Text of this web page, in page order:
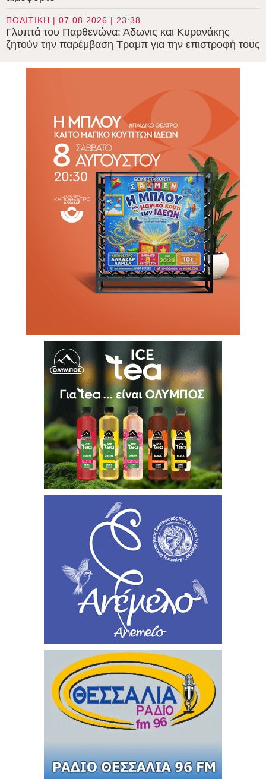
ΠΟΛΙΤΙΚΗ | 07.08.2026 | 23:38
Γλυπτά του Παρθενώνα: Άδωνις και Κυρανάκης
ζητούν την παρέμβαση Τραμπ για την επιστροφή τους